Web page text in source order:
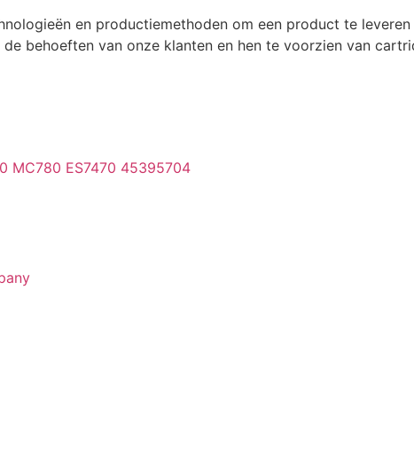
en productiemethoden om een product te
behoeften van onze klanten en hen te voorzien van